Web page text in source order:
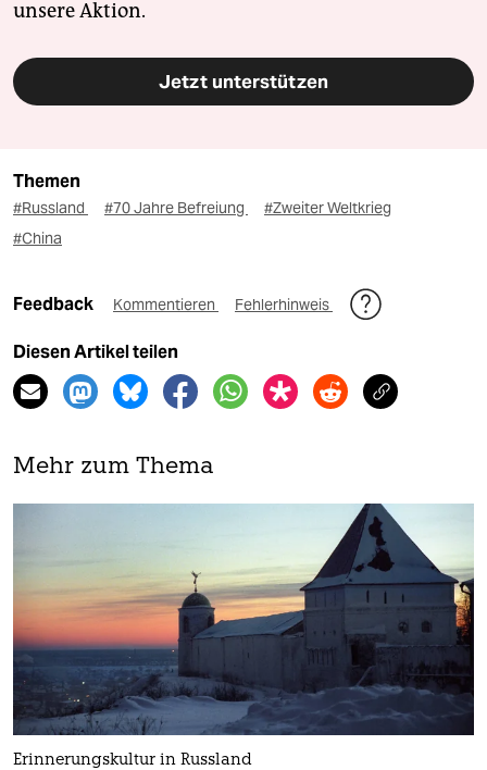
unsere Aktion.
Jetzt unterstützen
Themen
#Russland #70 Jahre Befreiung
#Zweiter Weltkrieg
#China
Feedback Kommentieren Fehlerhinweis
Diesen Artikel teilen
Mehr zum Thema
Erinnerungskultur in Russland